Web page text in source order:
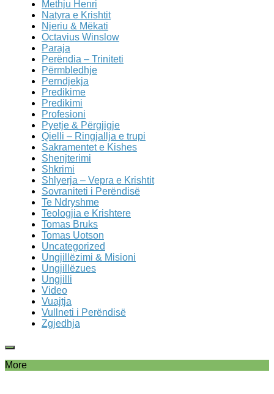
Methju Henri
Natyra e Krishtit
Njeriu & Mëkati
Octavius Winslow
Paraja
Perëndia – Triniteti
Përmbledhje
Perndjekja
Predikime
Predikimi
Profesioni
Pyetje & Përgjigje
Qielli – Ringjallja e trupi
Sakramentet e Kishes
Shenjterimi
Shkrimi
Shlyerja – Vepra e Krishtit
Sovraniteti i Perëndisë
Te Ndryshme
Teologjia e Krishtere
Tomas Bruks
Tomas Uotson
Uncategorized
Ungjillëzimi & Misioni
Ungjillëzues
Ungjilli
Video
Vuajtja
Vullneti i Perëndisë
Zgjedhja
More